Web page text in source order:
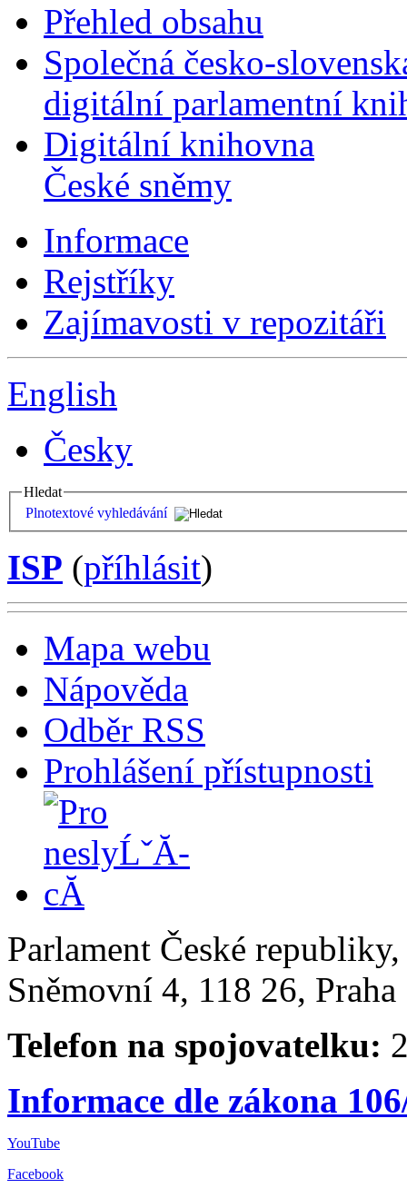
Přehled obsahu
Společná česko-
digitální parlamentní
Digitální knihovna
České sněmy
Informace
Rejstříky
Zajímavosti v repozitáři
English
Česky
Hledat
Plnotextové vyhledávání
ISP (příhlásit)
Mapa webu
Nápověda
Odběr RSS
Prohlášení přístupnosti
Parlament České
Sněmovní 4, 118 26,
Telefon na spojovatelku:
Informace dle zákona
YouTube
Facebook